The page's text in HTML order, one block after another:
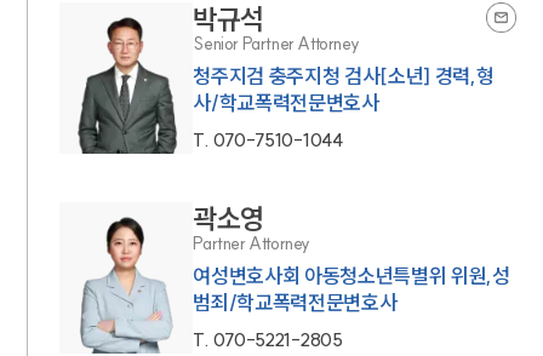
박규석
Senior Partner Attorney
청주지검 충주지청 검사[소년] 경력,형
사/학교폭력전문변호사
T. 070-7510-1044
곽소영
Partner Attorney
여성변호사회 아동청소년특별위 위원,성
범죄/학교폭력전문변호사
T. 070-5221-2805